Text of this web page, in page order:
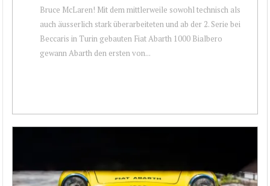
Bruce McLaren! Mit dem mittlerweile sowohl technisch als
auch äusserlich stark überarbeiteten und ab der 2. Serie bei
Beccaris in Turin gebauten Fiat Abarth 1000 Bialbero
gewann Abarth den ersten von...